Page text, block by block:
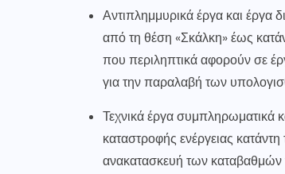
Αντιπλημμυρικά έργα και έργα
από τη θέση «Σκάλκη» έως
που περιληπτικά αφορούν σε
για την παραλαβή των
Τεχνικά έργα συμπληρωματικά
καταστροφής ενέργειας
ανακατασκευή των καταβαθμών